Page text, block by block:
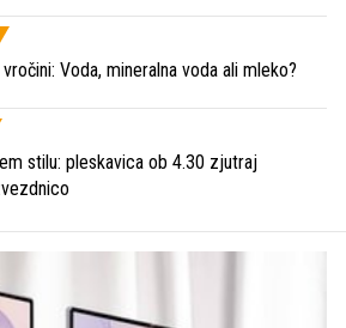
Voda, mineralna voda ali mleko?
stilu: pleskavica ob 4.30 zjutraj